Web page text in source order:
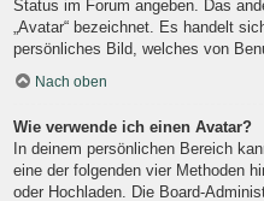
Status im Forum angeben. Das
„Avatar“ bezeichnet. Es handelt
persönliches Bild, welches von
Nach oben
Wie verwende ich einen Avatar?
In deinem persönlichen Bereich
eine der folgenden vier Methoden
oder Hochladen. Die Board-